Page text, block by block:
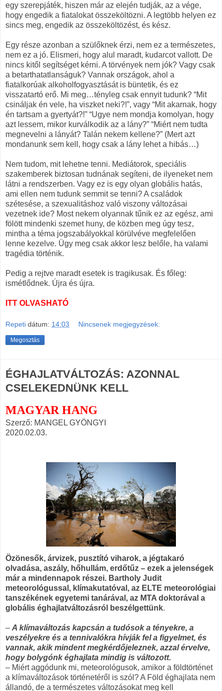
egy szerepjáték, hiszen már az elején tudják, az a vége,
hogy engedik a fiatalokat összeköltözni. A legtöbb helyen ez
sincs meg, engedik az összeköltözést, és kész.
Egy része azonban a szülőknek érzi, nem ez a természetes,
nem ez a jó. Elismeri, hogy alul maradt, kudarcot vallott. De
nincs kitől segítséget kérni. A törvények nem jók? Vagy csak
a betarthatatlanságuk? Vannak országok, ahol a
fiatalkorúak alkoholfogyasztását is büntetik, és ez
visszatartó erő. Mi meg…tényleg csak ennyit tudunk? “Mit
csináljak én vele, ha viszket neki?!”, vagy “Mit akarnak, hogy
én tartsam a gyertyát?!” “Ugye nem mondja komolyan, hogy
azt lessem, mikor kurválkodik az a lány?” “Miért nem tudta
megnevelni a lányát? Talán nekem kellene?” (Mert azt
mondanunk sem kell, hogy csak a lány lehet a hibás…)
Nem tudom, mit lehetne tenni. Mediátorok, speciális
szakemberek biztosan tudnának segíteni, de ilyeneket nem
látni a rendszerben. Vagy ez is egy olyan globális hatás,
ami ellen nem tudunk semmit se tenni? A családok
szétesése, a szexualitáshoz való viszony változásai
vezetnek ide? Most nekem olyannak tűnik ez az egész, ami
fölött mindenki szemet huny, de közben meg úgy tesz,
mintha a téma jogszabályokkal körülvéve megfelelően
lenne kezelve. Ügy meg csak akkor lesz belőle, ha valami
tragédia történik.
Pedig a rejtve maradt esetek is tragikusak. És főleg:
ismétlődnek. Újra és újra.
ITT OLVASHATÓ
Repeti dátum: 14:03 Nincsenek megjegyzések:
Megosztás
ÉGHAJLATVÁLTOZÁS: AZONNAL
CSELEKEDNÜNK KELL
MAGYAR HANG
Szerző: MANGEL GYÖNGYI
2020.02.03.
Özönesők, árvizek, pusztító viharok, a jégtakaró
olvadása, aszály, hőhullám, erdőtűz – ezek a jelenségek
már a mindennapok részei. Bartholy Judit
meteorológussal, klímakutatóval, az ELTE meteorológiai
tanszékének egyetemi tanárával, az MTA doktorával a
globális éghajlatváltozásról beszélgettünk.
– A klímaváltozás kapcsán a tudósok a tényekre, a
veszélyekre és a tennivalókra hívják fel a figyelmet, és
vannak, akik mindent megkérdőjeleznek, azzal érvelve,
hogy bolygónk éghajlata mindig is változott.
– Miért aggódunk mi, meteorológusok, amikor a földtörténet
a klímaváltozások történetéről is szól? A Föld éghajlata nem
állandó, de a természetes változásokat meg kell